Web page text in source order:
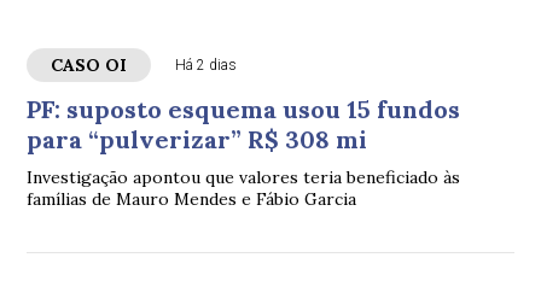
CASO OI Há 2 dias
PF: suposto esquema usou 15 fundos
para “pulverizar” R$ 308 mi
Investigação apontou que valores teria beneficiado às
famílias de Mauro Mendes e Fábio Garcia